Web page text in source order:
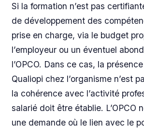
Si la formation n’est pas
de développement des
prise en charge, via le budget
l’employeur ou un éventuel
l’OPCO. Dans ce cas, la
Qualiopi chez l’organisme n’est
la cohérence avec l’activité
salarié doit être établie. L’OPCO
une demande où le lien avec le